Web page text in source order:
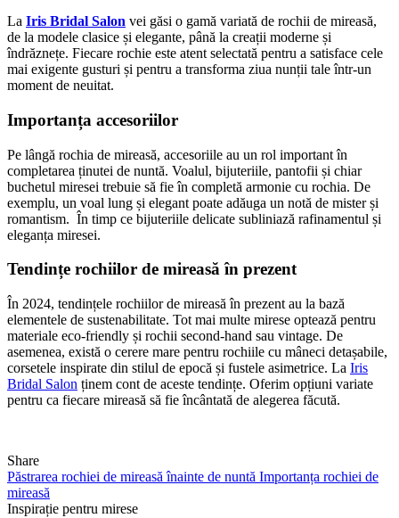
La Iris Bridal Salon vei găsi o gamă variată de rochii de mireasă,
de la modele clasice și elegante, până la creații moderne și
îndrăznețe. Fiecare rochie este atent selectată pentru a satisface cele
mai exigente gusturi și pentru a transforma ziua nunții tale într-un
moment de neuitat.
Importanța accesoriilor
Pe lângă rochia de mireasă, accesoriile au un rol important în
completarea ținutei de nuntă. Voalul, bijuteriile, pantofii și chiar
buchetul miresei trebuie să fie în completă armonie cu rochia. De
exemplu, un voal lung și elegant poate adăuga un notă de mister și
romantism. În timp ce bijuteriile delicate subliniază rafinamentul și
eleganța miresei.
Tendințe rochiilor de mireasă în prezent
În 2024, tendințele rochiilor de mireasă în prezent au la bază
elementele de sustenabilitate. Tot mai multe mirese optează pentru
materiale eco-friendly și rochii second-hand sau vintage. De
asemenea, există o cerere mare pentru rochiile cu mâneci detașabile,
corsetele inspirate din stilul de epocă și fustele asimetrice. La Iris
Bridal Salon ținem cont de aceste tendințe. Oferim opțiuni variate
pentru ca fiecare mireasă să fie încântată de alegerea făcută.
Share
Păstrarea rochiei de mireasă înainte de nuntă Importanța rochiei de
mireasă
Inspirație pentru mirese